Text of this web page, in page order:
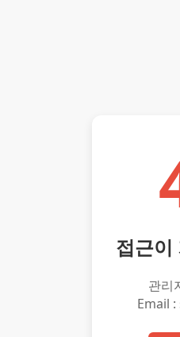
접근이
관리
Email